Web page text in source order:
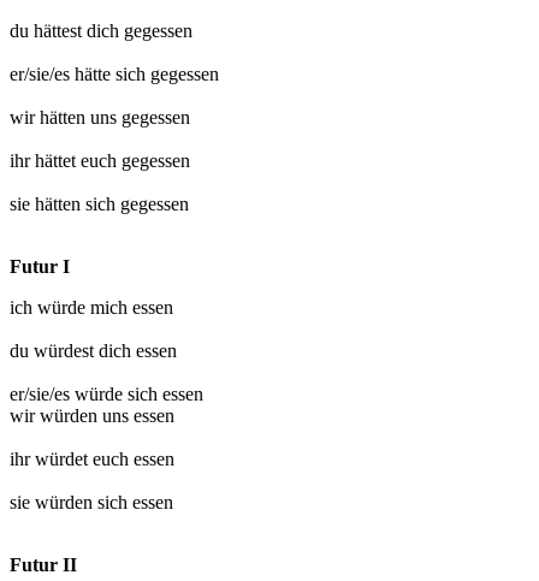
du hättest dich gegessen
er/sie/es hätte sich gegessen
wir hätten uns gegessen
ihr hättet euch gegessen
sie hätten sich gegessen
Futur I
ich würde mich essen
du würdest dich essen
er/sie/es würde sich essen
wir würden uns essen
ihr würdet euch essen
sie würden sich essen
Futur II